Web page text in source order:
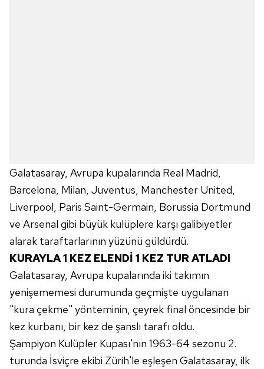
Galatasaray, Avrupa kupalarında Real Madrid,
Barcelona, Milan, Juventus, Manchester United,
Liverpool, Paris Saint-Germain, Borussia Dortmund
ve Arsenal gibi büyük kulüplere karşı galibiyetler
alarak taraftarlarının yüzünü güldürdü.
KURAYLA 1 KEZ ELENDİ 1 KEZ TUR ATLADI
Galatasaray, Avrupa kupalarında iki takımın
yenişememesi durumunda geçmişte uygulanan
"kura çekme" yönteminin, çeyrek final öncesinde bir
kez kurbanı, bir kez de şanslı tarafı oldu.
Şampiyon Kulüpler Kupası'nın 1963-64 sezonu 2.
turunda İsviçre ekibi Zürih'le eşleşen Galatasaray, ilk